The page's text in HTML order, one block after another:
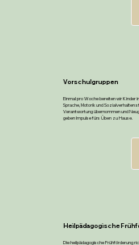
Vorschulgruppen
Einmal pro Woche bereiten wir Kinder
Sprache, Motorik und Sozialverhalten
Verantwortung übernommen und
geben Impulse fürs Üben zu Hause.
Heilpädagogische
Die heilpädagogische Frühförderung